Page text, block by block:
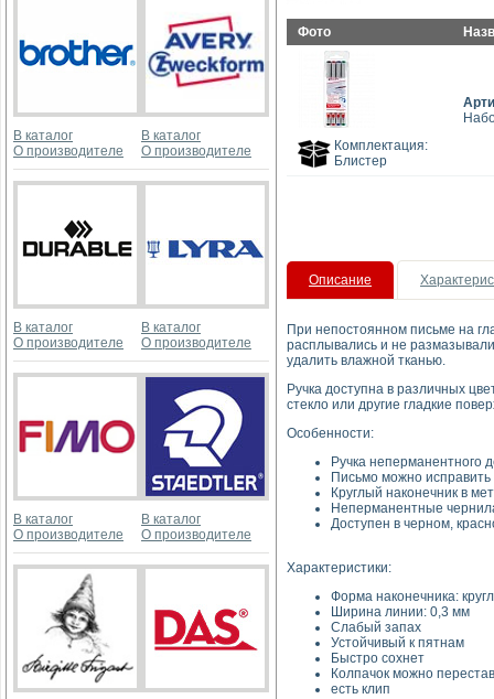
В каталог
О производителе
В каталог
О производителе
В каталог
О производителе
В каталог
О производителе
В каталог
О производителе
В каталог
О производителе
Фото
Комплектация:
Блистер
Описание
При непостоянном письме на
расплывались и не
удалить влажной тканью.
Ручка доступна в различных
стекло или другие гладкие
Особенности:
Ручка неперманентного
Письмо можно
Круглый наконечник в
Неперманентные
Доступен в черном,
Характеристики:
Форма наконечника:
Ширина линии: 0,3 мм
Слабый запах
Устойчивый к пятнам
Быстро сохнет
Колпачок можно
есть клип